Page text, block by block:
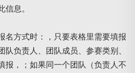
息。
名方式时：，只要表格里需要填报
队负责人、团队成员、参赛类别、
报，；如果同一个团队（负责人不